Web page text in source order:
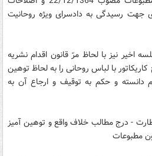
جهت رسیدگی به دادسرای ویژه روحانیت
اخیر نیز با لحاظ مرّ قانون اقدام نشریه
مبنی بر درج کاریکاتور با لباس روحانی را به لحاظ توهین
و حکم به توقیف و ارجاع آن به
نظارت - درج مطالب خلاف واقع و توهین آمیز